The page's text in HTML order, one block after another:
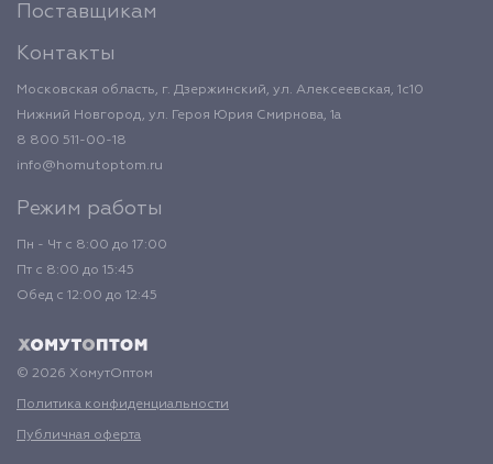
Поставщикам
Контакты
Московская область, г. Дзержинский, ул. Алексеевская, 1с10
Нижний Новгород, ул. Героя Юрия Смирнова, 1а
8 800 511-00-18
info@homutoptom.ru
Режим работы
Пн - Чт с 8:00 до 17:00
Пт с 8:00 до 15:45
Обед с 12:00 до 12:45
© 2026 ХомутОптом
Политика конфиденциальности
Публичная оферта